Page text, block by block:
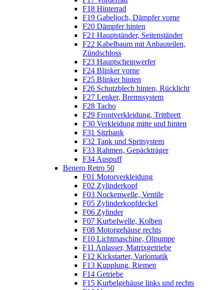
F18 Hinterrad
F19 Gabeljoch, Dämpfer vorne
F20 Dämpfer hinten
F21 Hauptständer, Seitenständer
F22 Kabelbaum mit Anbauteilen,
Zündschloss
F23 Hauptscheinwerfer
F24 Blinker vorne
F25 Blinker hinten
F26 Schutzblech hinten, Rücklicht
F27 Lenker, Bremssystem
F28 Tacho
F29 Frontverkleidung, Trittbrett
F30 Verkleidung mitte und hinten
F31 Sitzbank
F32 Tank und Spritsystem
F33 Rahmen, Gepäckträger
F34 Auspuff
Benero Retro 50
F01 Motorverkleidung
F02 Zylinderkopf
F03 Nockenwelle, Ventile
F05 Zylinderkopfdeckel
F06 Zylinder
F07 Kurbelwelle, Kolben
F08 Motorgehäuse rechts
F10 Lichtmaschine, Ölpumpe
F11 Anlasser, Matrixgetriebe
F12 Kickstarter, Variomatik
F13 Kupplung, Riemen
F14 Getriebe
F15 Kurbelgehäuse links und rechts